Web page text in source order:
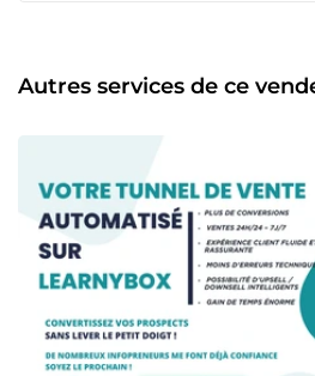
➡️ Sales Funnel Setup &amp;
Systeme.io, GoHighLevel) ➡️
digitaux (PowerPoint, Canva,
avec moi ? ✔ Expérience terrain
plus de 8 ans d’accompagnement
d’auteurs, je maîtrise les enjeux
commerciaux et éditoriaux. Je
l’idée à l’exécution sans perte de
et efficacité immédiate Je ne suis
seule corde à mon arc”. Je
opérations, tech, contenu et
permet de gagner énormément
Communication fluide &amp;
Autres services de ce